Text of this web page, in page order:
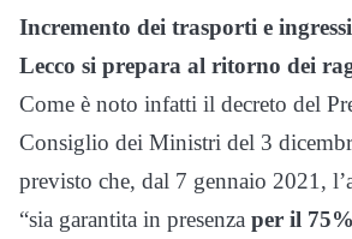
Incremento dei trasporti e
Lecco si prepara al ritorno dei
Come è noto infatti il decreto del
Consiglio dei Ministri del 3
previsto che, dal 7 gennaio 2021,
“sia garantita in presenza per il